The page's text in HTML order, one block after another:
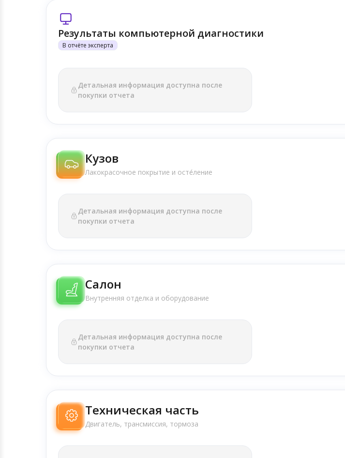
Результаты компьютерной диагностики
В отчёте эксперта
Детальная информация доступна после
покупки отчета
Кузов
Лакокрасочное покрытие и осте́ление
Детальная информация доступна после
покупки отчета
Салон
Внутренняя отделка и оборудование
Детальная информация доступна после
покупки отчета
Техническая часть
Двигатель, трансмиссия, тормоза